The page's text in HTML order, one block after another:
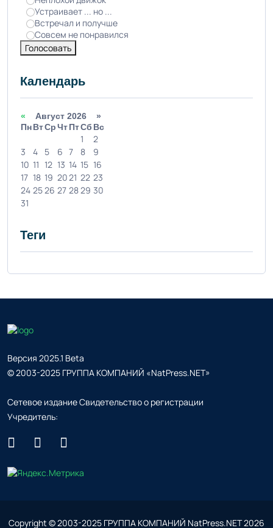
Устраивает ... но ...
Встречал и получше
Совсем не понравился
Голосовать
Календарь
« Август 2026 »
ПнВтСрЧтПтСб Вс
1
2
3
4 5 6 7 8
9
10 11 12 13 14 15 16
17 18 19 2021 22 23
24 2526 27 2829 30
31
Теги
Версия 2025.1 Beta
© 2003-2025 ГРУППА КОМПАНИЙ «NatPress.NET»
Сетевое издание Свидетельство о регистрации
Учредитель:
Copyright © 2003-2025 ГРУППА КОМПАНИЙ NatPress.NET2026